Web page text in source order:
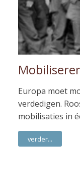
Europa moet
verdedigen.
mobilisaties in
verder...